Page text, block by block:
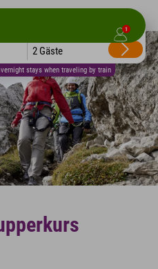
1
stays when traveling by train
2 Gäste